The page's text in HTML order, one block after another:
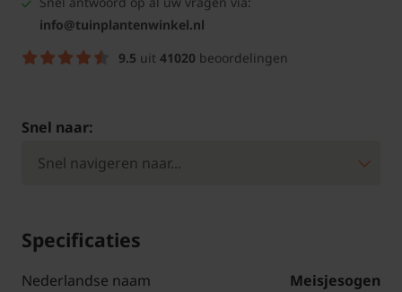
info@tuinplantenwinkel.nl
9.5 uit 41020 beoordelingen
Snel naar:
Specificaties
Nederlandse naam Meisjesogen